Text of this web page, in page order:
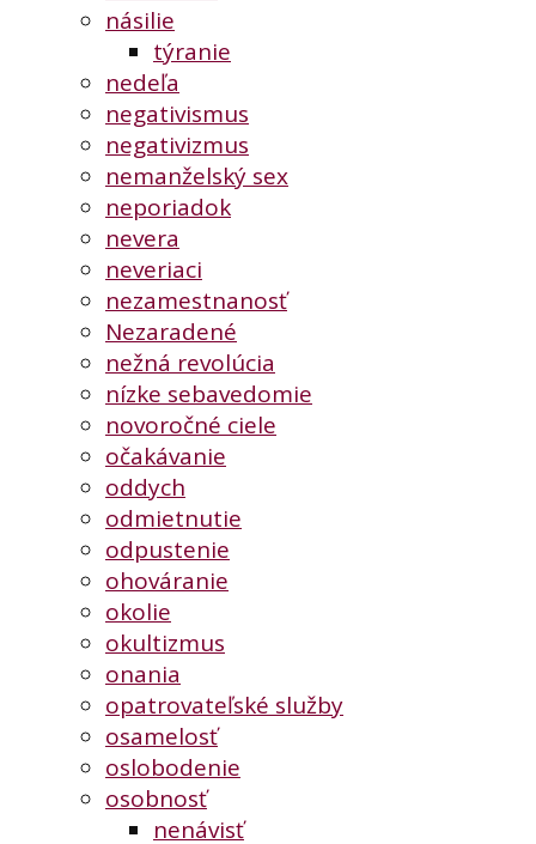
násilie
týranie
nedeľa
negativismus
negativizmus
nemanželský sex
neporiadok
nevera
neveriaci
nezamestnanosť
Nezaradené
nežná revolúcia
nízke sebavedomie
novoročné ciele
očakávanie
oddych
odmietnutie
odpustenie
ohováranie
okolie
okultizmus
onania
opatrovateľské služby
osamelosť
oslobodenie
osobnosť
nenávisť